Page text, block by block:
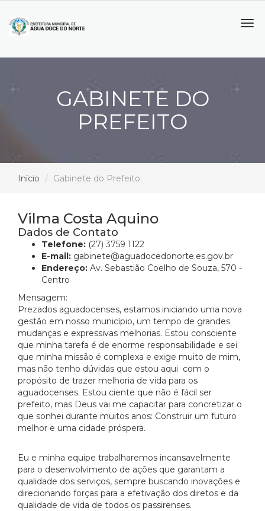
GABINETE DO
PREFEITO
Início Gabinete do Prefeito
Vilma Costa Aquino
Dados de Contato
Telefone: (27) 3759 1122
E-mail: gabinete@aguadocedonorte.es.gov.br
Endereço: Av. Sebastião Coelho de Souza, 570 -
Centro
Mensagem:
Prezados aguadocenses, estamos iniciando uma nova
gestão em nosso município, um tempo de grandes
mudanças e expressivas melhorias. Estou consciente
que minha tarefa é de enorme responsabilidade e sei
que minha missão é complexa e exige muito de mim,
mas não tenho dúvidas que estou aqui com o
propósito de trazer melhoria de vida para os
aguadocenses. Estou ciente que não é fácil ser
prefeito, mas Deus vai me capacitar para concretizar o
que sonhei durante muitos anos: Construir um futuro
melhor e uma cidade próspera.
Eu e minha equipe trabalharemos incansavelmente
para o desenvolvimento de ações que garantam a
qualidade dos serviços, sempre buscando inovações e
direcionando forças para a efetivação dos diretos e da
qualidade de vida de todos os passirenses.